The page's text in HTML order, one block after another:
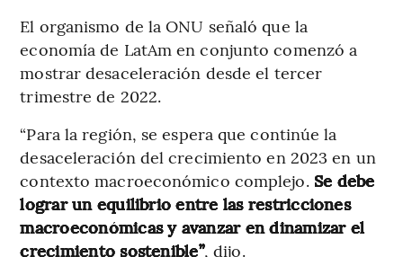
El organismo de la ONU señaló que la
economía de LatAm en conjunto comenzó a
mostrar desaceleración desde el tercer
trimestre de 2022.
“Para la región, se espera que continúe la
desaceleración del crecimiento en 2023 en un
contexto macroeconómico complejo. Se debe
lograr un equilibrio entre las restricciones
macroeconómicas y avanzar en dinamizar el
crecimiento sostenible”, dijo.